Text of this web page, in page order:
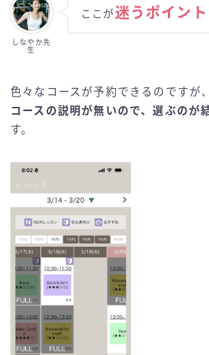
しなやか先
生
ここが 迷うポイント
色々なコースが予約できるのですが、
コースの説明が無いので、選ぶのが
す。